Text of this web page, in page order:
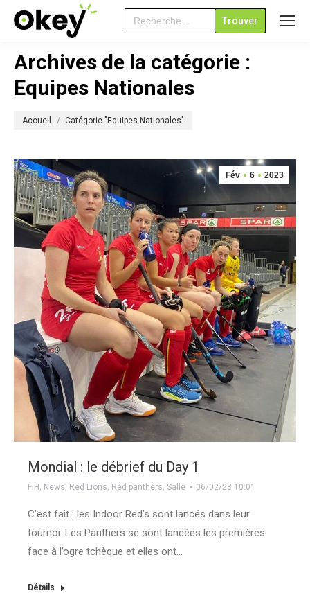
Search
for:
Archives de la catégorie :
Equipes Nationales
Accueil Catégorie "Equipes Nationales"
Fév 6 2023
Mondial : le débrief du Day 1
FIH , News, Red Lions, Red panthers, Salle 06/02/23 10:01
C’est fait : les Indoor Red’s sont lancés dans leur
tournoi. Les Panthers se sont lancées les premières
face à l’ogre tchèque et elles ont…
Détails